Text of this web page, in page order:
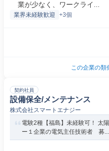
業が少なく、ワークライ...
業界未経験歓迎 +3個
この企業の類
契約社員
設備保全/メンテナンス
株式会社スマートエナジー
電験2種【福島】未経験可！ 太
ー１企業の電気主任技術者 募...